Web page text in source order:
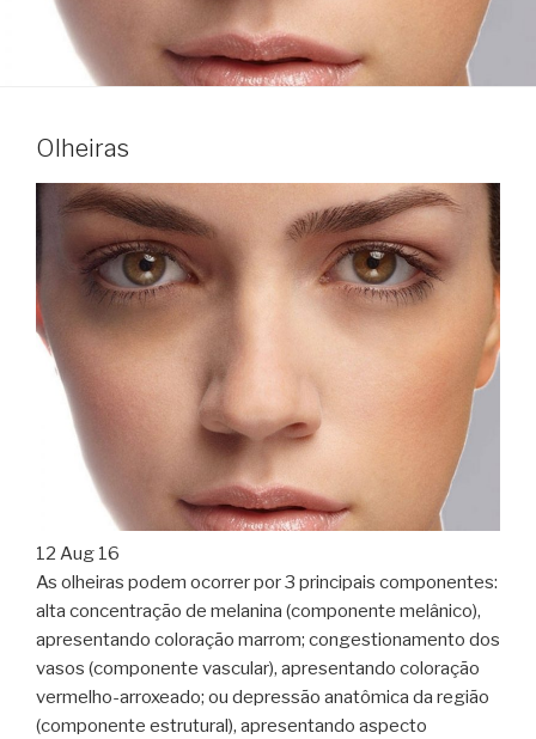
Olheiras
12 Aug 16
As olheiras podem ocorrer por 3 principais componentes:
alta concentração de melanina (componente melânico),
apresentando coloração marrom; congestionamento dos
vasos (componente vascular), apresentando coloração
vermelho-arroxeado; ou depressão anatômica da região
(componente estrutural), apresentando aspecto